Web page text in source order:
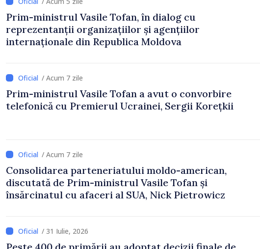
Prim-ministrul Vasile Tofan, în dialog cu
reprezentanții organizațiilor și agențiilor
internaționale din Republica Moldova
/ Acum 7 zile
Prim-ministrul Vasile Tofan a avut o convorbire
telefonică cu Premierul Ucrainei, Sergii Korețkii
/ Acum 7 zile
Consolidarea parteneriatului moldo-american,
discutată de Prim-ministrul Vasile Tofan și
însărcinatul cu afaceri al SUA, Nick Pietrowicz
/ 31 Iulie, 2026